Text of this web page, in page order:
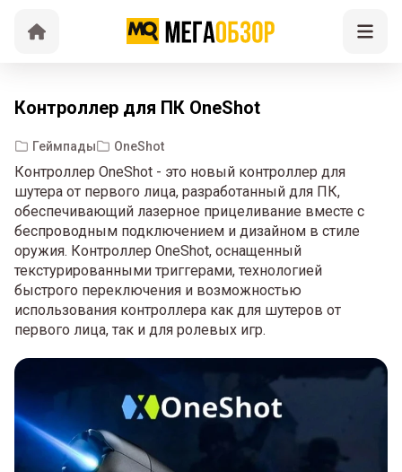
Контроллер для ПК OneShot
Геймпады OneShot
Контроллер OneShot - это новый контроллер для
шутера от первого лица, разработанный для ПК,
обеспечивающий лазерное прицеливание вместе с
беспроводным подключением и дизайном в стиле
оружия. Контроллер OneShot, оснащенный
текстурированными триггерами, технологией
быстрого переключения и возможностью
использования контроллера как для шутеров от
первого лица, так и для ролевых игр.